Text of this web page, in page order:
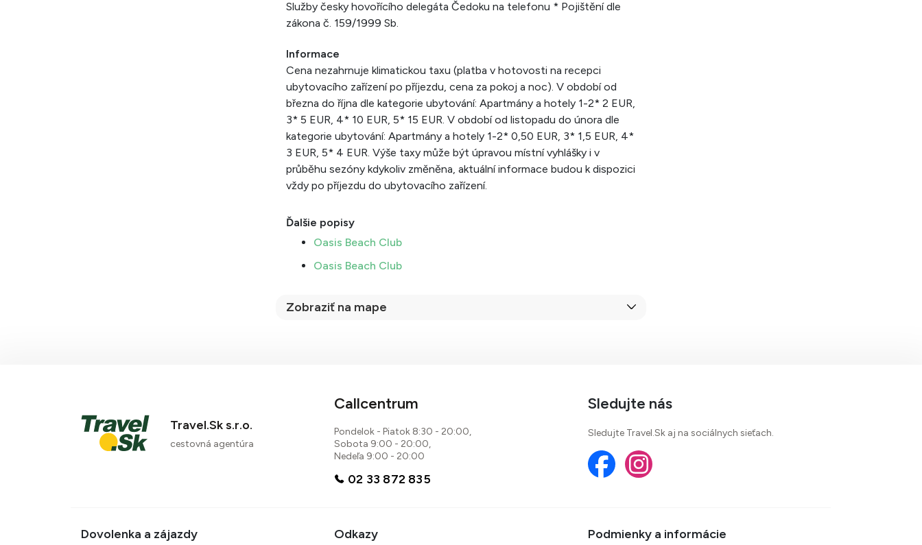
Služby česky hovořícího delegáta Čedoku na telefonu * Pojištění dle
zákona č. 159/1999 Sb.
Informace
Cena nezahrnuje klimatickou taxu (platba v hotovosti na recepci
ubytovacího zařízení po příjezdu, cena za pokoj a noc). V období od
března do října dle kategorie ubytování: Apartmány a hotely 1-2* 2 EUR,
3* 5 EUR, 4* 10 EUR, 5* 15 EUR. V období od listopadu do února dle
kategorie ubytování: Apartmány a hotely 1-2* 0,50 EUR, 3* 1,5 EUR, 4*
3 EUR, 5* 4 EUR. Výše taxy může být úpravou místní vyhlášky i v
průběhu sezóny kdykoliv změněna, aktuální informace budou k dispozici
vždy po příjezdu do ubytovacího zařízení.
Ďalšie popisy
Oasis Beach Club
Oasis Beach Club
Zobraziť na mape
Travel.Sk s.r.o.
cestovná agentúra
Callcentrum
Pondelok - Piatok 8:30 - 20:00,
Sobota 9:00 - 20:00,
Nedeľa 9:00 - 20:00
02 33 872 835
Sledujte nás
Sledujte Travel.Sk aj na sociálnych sieťach.